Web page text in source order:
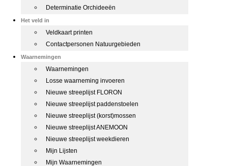
Determinatie Orchideeën
Het veld in
Veldkaart printen
Contactpersonen Natuurgebieden
Waarnemingen
Waarnemingen
Losse waarneming invoeren
Nieuwe streeplijst FLORON
Nieuwe streeplijst paddenstoelen
Nieuwe streeplijst (korst)mossen
Nieuwe streeplijst ANEMOON
Nieuwe streeplijst weekdieren
Mijn Lijsten
Mijn Waarnemingen